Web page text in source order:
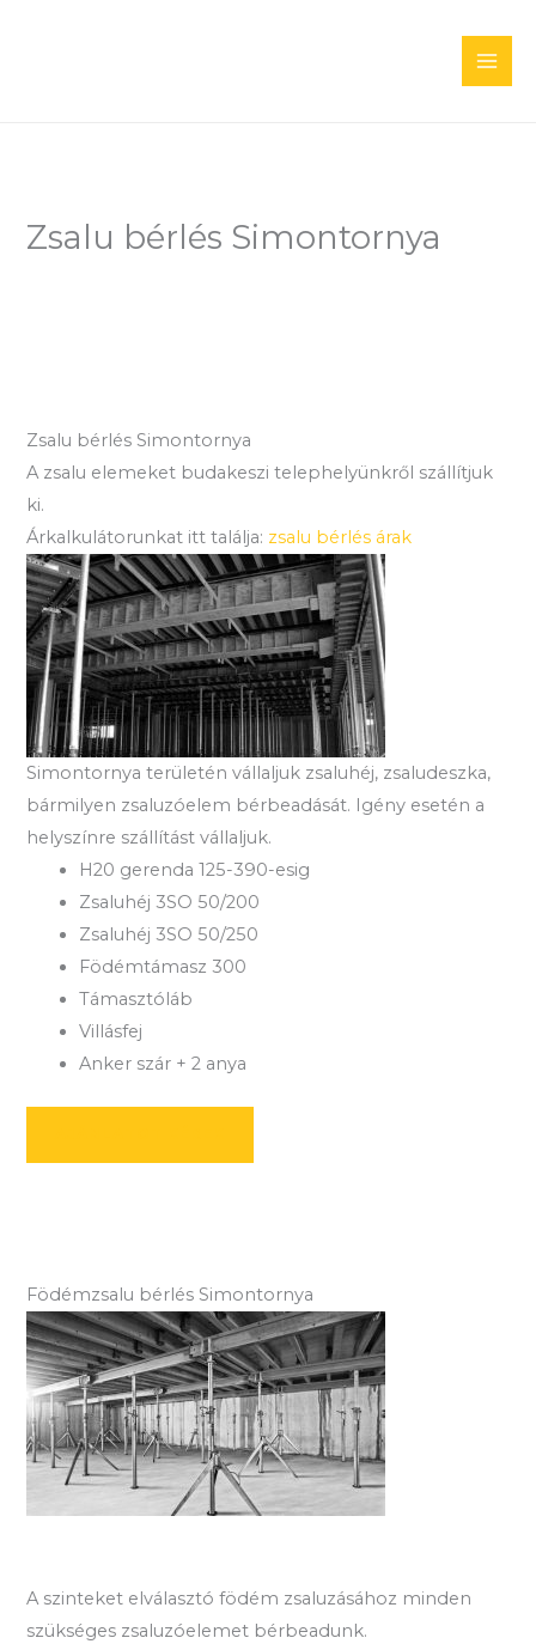
Zsalu bérlés Simontornya
Zsalu bérlés Simontornya
A zsalu elemeket budakeszi telephelyünkről szállítjuk
ki.
Árkalkulátorunkat itt találja: zsalu bérlés árak
Simontornya területén vállaljuk zsaluhéj, zsaludeszka,
bármilyen zsaluzóelem bérbeadását. Igény esetén a
helyszínre szállítást vállaljuk.
H20 gerenda 125-390-esig
Zsaluhéj 3SO 50/200
Zsaluhéj 3SO 50/250
Födémtámasz 300
Támasztóláb
Villásfej
Anker szár + 2 anya
Födémzsalu bérlés Simontornya
A szinteket elválasztó födém zsaluzásához minden
szükséges zsaluzóelemet bérbeadunk.